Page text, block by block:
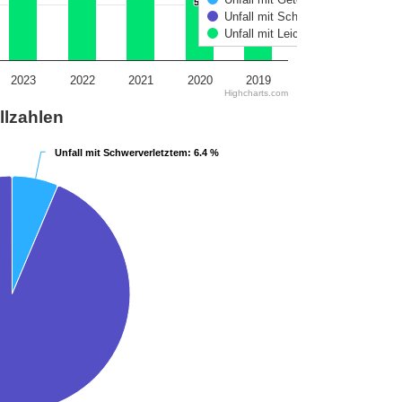
Unfall mit Schwerverletztem
Unfall mit Leichtverletztem
2023 2022 2021 2020 2019
Highcharts.com
Unfall mit Schwerverletztem: 6.4 %
Unfall mit Schwerverletztem: 6.4 %